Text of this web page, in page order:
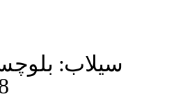
سیلاب: